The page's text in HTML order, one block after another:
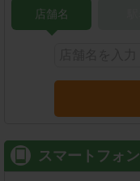
店舗名
スマートフォン